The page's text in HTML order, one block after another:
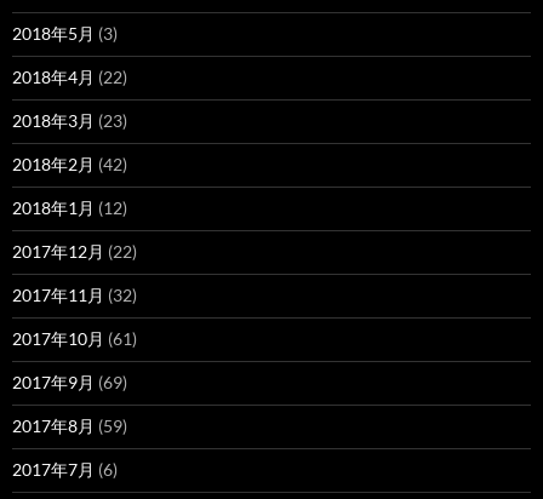
2018年5月 (3)
2018年4月 (22)
2018年3月 (23)
2018年2月 (42)
2018年1月 (12)
2017年12月 (22)
2017年11月 (32)
2017年10月 (61)
2017年9月 (69)
2017年8月 (59)
2017年7月 (6)